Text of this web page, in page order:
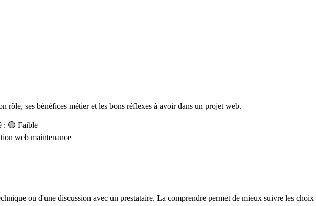
rôle, ses bénéfices métier et les bons réflexes à avoir dans un projet web.
: 🟢 Faible
web maintenance
ou d'une discussion avec un prestataire. La comprendre permet de mieux suivre les choix